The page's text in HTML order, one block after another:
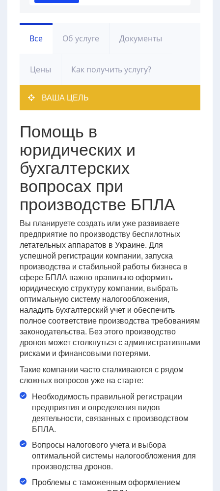
Все Об услуге Документы
Цены Как получить услугу?
ВАША ЦЕЛЬ
Помощь в
юридических и
бухгалтерских
вопросах при
производстве БПЛА
Вы планируете создать или уже развиваете
предприятие по производству беспилотных
летательных аппаратов в Украине. Для
успешной регистрации компании, запуска
производства и стабильной работы бизнеса в
сфере БПЛА важно правильно оформить
юридическую структуру компании, выбрать
оптимальную систему налогообложения,
наладить бухгалтерский учет и обеспечить
полное соответствие производства требованиям
законодательства. Без этого производство
дронов может столкнуться с административными
рисками и финансовыми потерями.
Такие компании часто сталкиваются с рядом
сложных вопросов уже на старте:
Необходимость правильной регистрации
предприятия и определения видов
деятельности, связанных с производством
БПЛА.
Вопросы налогового учета и выбора
оптимальной системы налогообложения для
производства дронов.
Проблемы с таможенным оформлением